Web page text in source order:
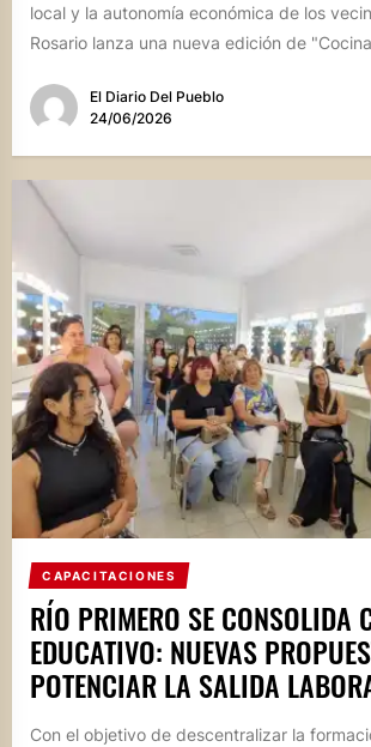
local y la autonomía económica de los
Rosario lanza una nueva edición de
El Diario Del Pueblo
24/06/2026
CAPACITACIONES
RÍO PRIMERO SE CONSOLIDA
EDUCATIVO: NUEVAS
POTENCIAR LA SALIDA
Con el objetivo de descentralizar la